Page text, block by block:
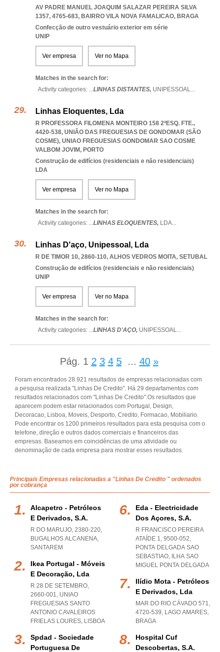
AV PADRE MANUEL JOAQUIM SALAZAR PEREIRA SILVA
1357, 4765-683, BAIRRO VILA NOVA FAMALICAO, BRAGA
Confecção de outro vestuário exterior em série
UNIP
Ver empresa Ver no Mapa
Matches in the search for:
Activity categories: ...LINHAS DISTANTES, UNIPESSOAL...
Linhas Eloquentes, Lda
R PROFESSORA FILOMENA MONTEIRO 158 2ºESQ. FTE.,
4420-538, UNIÃO DAS FREGUESIAS DE GONDOMAR (SÃO
COSME), UNIAO FREGUESIAS GONDOMAR SAO COSME
VALBOM JOVIM, PORTO
Construção de edifícios (residenciais e não residenciais)
LDA
Ver empresa Ver no Mapa
Matches in the search for:
Activity categories: ...LINHAS ELOQUENTES, LDA...
Linhas D'aço, Unipessoal, Lda
R DE TIMOR 10, 2860-110, ALHOS VEDROS MOITA, SETUBAL
Construção de edifícios (residenciais e não residenciais)
UNIP
Ver empresa Ver no Mapa
Matches in the search for:
Activity categories: ...LINHAS D'AÇO, UNIPESSOAL...
Pág. 1 2 3 4 5 ... 40 »
Foram encontrados 28.921 resultados de empresas relacionadas com
a pesquisa realizada "Linhas De Credito". Há 29 departamentos com
resultados relacionados com "Linhas De Credito".Os resultados que
aparecem podem estar relacionados com Portugal, Design,
Decoracao, Lisboa, Moveis, Desporto, Credito, Formacao, Mobiliario.
Pode encontrar os 1200 primeiros resultados para esta pesquisa com o
telefone, direção e outros dados comerciais e financeiros das
empresas. Baseamos em coincidências de uma atividade ou
denominação de cada empresa para mostrar esses resultados.
Principais Empresas relacionadas a "Linhas De Credito " ordenados
por cobrança
Alcapetro - Petróleos
E Derivados, S.a.
R DO MARUJO, 2380-220,
BUGALHOS ALCANENA,
SANTAREM
Ikea Portugal - Móveis
E Decoração, Lda
R 28 DE SETEMBRO,
2660-001, UNIAO
FREGUESIAS SANTO
ANTONIO CAVALEIROS
FRIELAS LOURES, LISBOA
Spdad - Sociedade
Portuguesa De
Eda - Electricidade
Dos Açores, S.a.
R FRANCISCO PEREIRA
ATAÍDE 1, 9500-052,
PONTA DELGADA SAO
SEBASTIAO, ILHA SAO
MIGUEL PONTA DELGADA
Ilídio Mota - Petróleos
E Derivados, Lda
MAR DO RIO CÁVADO 571,
4720-539, LAGO AMARES,
BRAGA
Hospital Cuf
Descobertas, S.a.